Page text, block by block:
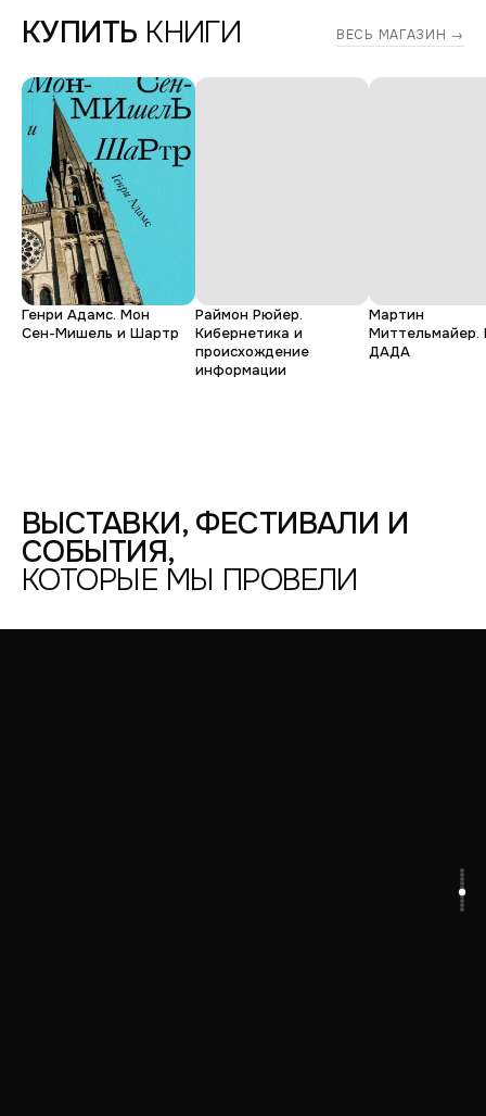
КУПИТЬ КНИГИ ВЕСЬ МАГАЗИН →
Генри Адамс. Мон
Сен-Мишель и Шартр
Раймон Рюйер.
Кибернетика и
происхождение
информации
Мартин
Миттельмайер.
ДАДА
ВЫСТАВКИ, ФЕСТИВАЛИ И
СОБЫТИЯ,
КОТОРЫЕ МЫ ПРОВЕЛИ
Денис
Дмитрий
Виталий
Ирина
Настоящее
Масштабная
реконструкция.
Тело.
15,
САНКТ-
ПЕТЕРБУРГ
—
2018
Коллективность.
Юрий
за
тем,
Молодая
Ирина